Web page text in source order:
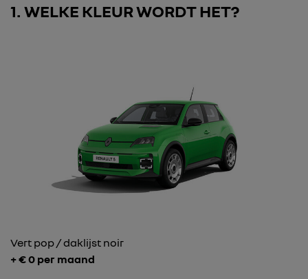
1 WELKE KLEUR WORDT HET?
Vert pop / daklijst noir
+ €0 per maand